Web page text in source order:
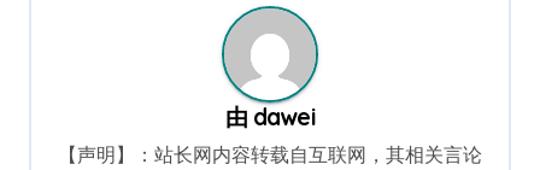
由 dawei
【声明】：站长网内容转载自互联网，其相关言论